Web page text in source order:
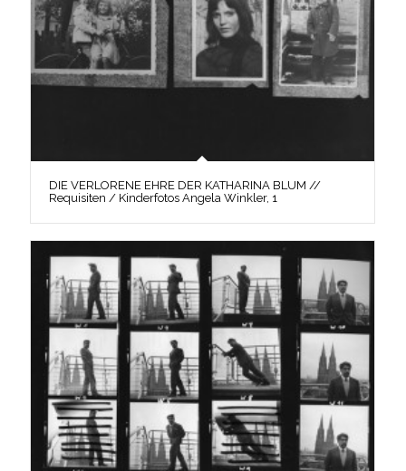
DIE VERLORENE EHRE DER KATHARINA BLUM //
Requisiten / Kinderfotos Angela Winkler, 1